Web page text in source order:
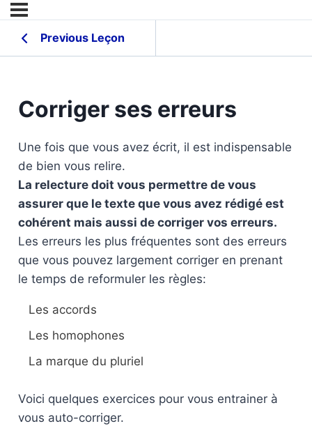
Previous Leçon
Corriger ses erreurs
Une fois que vous avez écrit, il est indispensable
de bien vous relire.
La relecture doit vous permettre de vous
assurer que le texte que vous avez rédigé est
cohérent mais aussi de corriger vos erreurs.
Les erreurs les plus fréquentes sont des erreurs
que vous pouvez largement corriger en prenant
le temps de reformuler les règles:
Les accords
Les homophones
La marque du pluriel
Voici quelques exercices pour vous entrainer à
vous auto-corriger.